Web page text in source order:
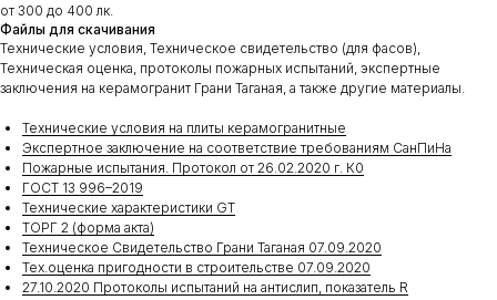
от 300 до 400 лк.
Файлы для скачивания
Технические условия, Техническое свидетельство (для фасов),
Техническая оценка, протоколы пожарных испытаний, экспертные
заключения на керамогранит Грани Таганая, а также другие материалы.
Технические условия на плиты керамогранитные
Экспертное заключение на соответствие требованиям СанПиНа
Пожарные испытания. Протокол от 26.02.2020 г. К0
ГОСТ 13 996–2019
Технические характеристики GT
ТОРГ 2 (форма акта)
Техническое Свидетельство Грани Таганая 07.09.2020
Тех.оценка пригодности в строительстве 07.09.2020
27.10.2020 Протоколы испытаний на антислип, показатель R